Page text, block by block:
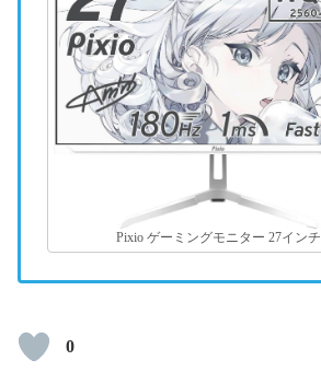
Pixio ゲーミングモニター 27インチ
0